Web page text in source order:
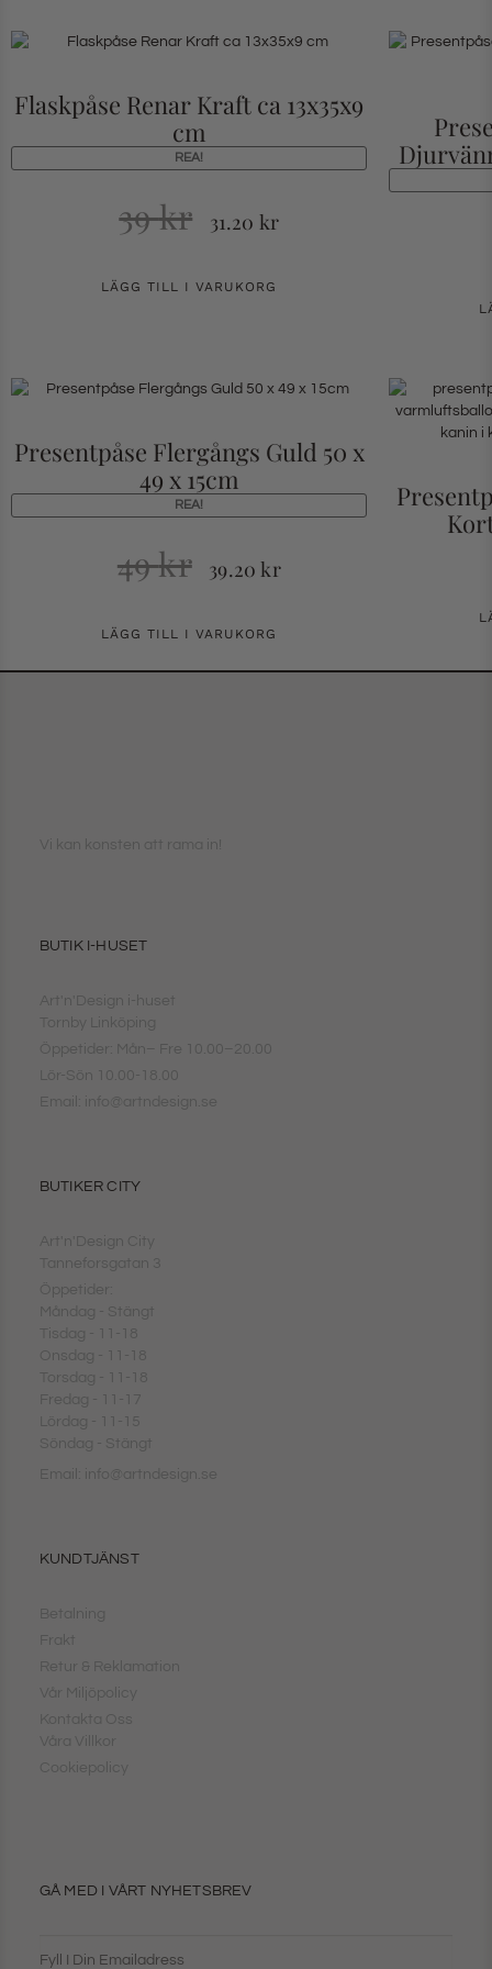
Flaskpåse Renar Kraft ca 13x35x9
cm
REA!
39kr 31.20 kr
LÄGG TILL I VARUKORG
Presentpåse Flergångs Guld 50 x
49 x 15cm
REA!
49kr 39.20kr
LÄGG TILL I VARUKORG
Vi kan konsten att rama in!
BUTIK I-HUSET
Art'n'Design i-huset
Tornby Linköping
Öppetider: Mån– Fre 10.00–20.00
Lör-Sön 10.00-18.00
Email: info@artndesign.se
BUTIKER CITY
Art'n'Design City
Tanneforsgatan 3
Öppetider:
Måndag - Stängt
Tisdag - 11-18
Onsdag - 11-18
Torsdag - 11-18
Fredag - 11-17
Lördag - 11-15
Söndag - Stängt
Email: info@artndesign.se
KUNDTJÄNST
Betalning
Frakt
Retur & Reklamation
Vår Miljöpolicy
Kontakta Oss
Våra Villkor
Cookiepolicy
GÅ MED I VÅRT NYHETSBREV